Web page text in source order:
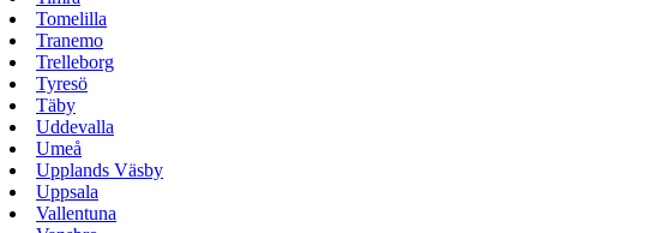
Tomelilla
Tranemo
Trelleborg
Tyresö
Täby
Uddevalla
Umeå
Upplands Väsby
Uppsala
Vallentuna